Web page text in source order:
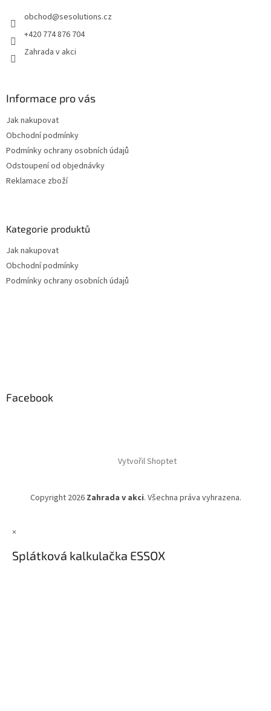
obchod@sesolutions.cz
+420 774 876 704
Zahrada v akci
Informace pro vás
Jak nakupovat
Obchodní podmínky
Podmínky ochrany osobních údajů
Odstoupení od objednávky
Reklamace zboží
Kategorie produktů
Jak nakupovat
Obchodní podmínky
Podmínky ochrany osobních údajů
Facebook
Vytvořil Shoptet
Copyright 2026 Zahrada v akci. Všechna práva vyhrazena.
×
Splátková kalkulačka ESSOX